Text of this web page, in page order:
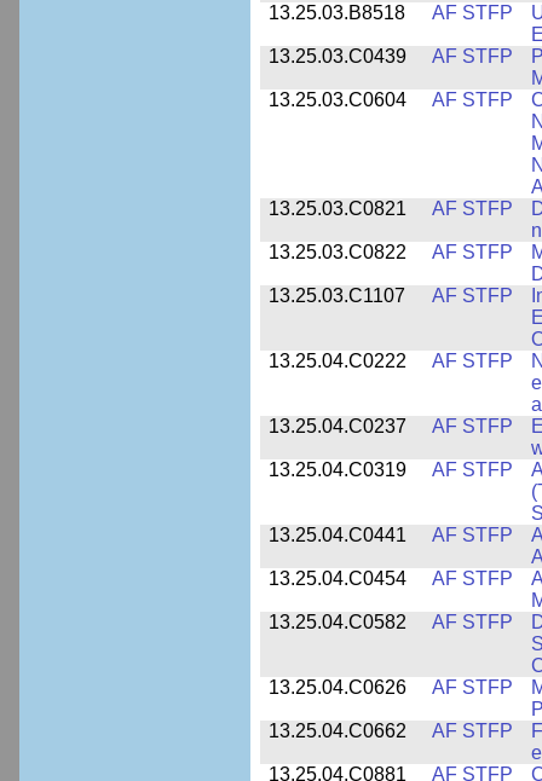
13.25.03.B8518 AF STFP
13.25.03.C0439
AF STFP
13.25.03.C0604
AF STFP
13.25.03.C0821
AF STFP
13.25.03.C0822
AF STFP
13.25.03.C1107
AF STFP
13.25.04.C0222
AF STFP
13.25.04.C0237
AF STFP
13.25.04.C0319
AF STFP
13.25.04.C0441
AF STFP
13.25.04.C0454
AF STFP
13.25.04.C0582
AF STFP
13.25.04.C0626
AF STFP
13.25.04.C0662
AF STFP
13.25.04.C0881
AF STFP